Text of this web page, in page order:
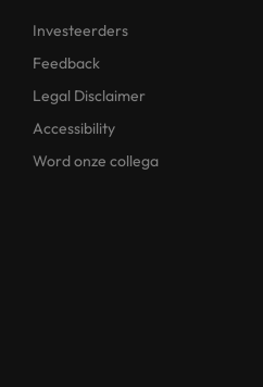
Investeerders
Feedback
Legal Disclaimer
Accessibility
Word onze collega